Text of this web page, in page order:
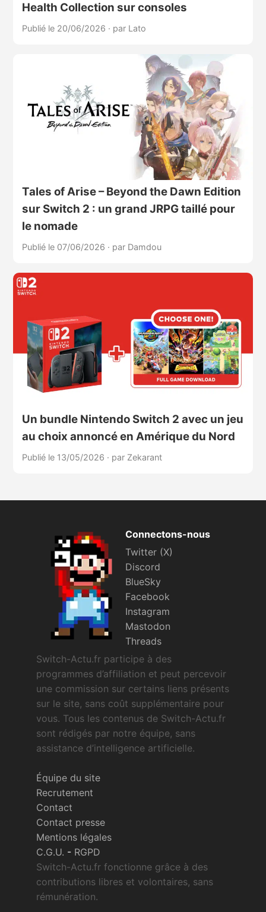
Health Collection sur consoles
Publié le 20/06/2026 · par Lato
Tales of Arise – Beyond the Dawn Edition
sur Switch 2 : un grand JRPG taillé pour
le nomade
Publié le 07/06/2026 · par Damdou
Un bundle Nintendo Switch 2 avec un jeu
au choix annoncé en Amérique du Nord
Publié le 13/05/2026 · par Zekarant
Connectons-nous
Twitter (X)
Discord
BlueSky
Facebook
Instagram
Mastodon
Threads
Switch-Actu.fr participe à des
programmes d’affiliation et peut percevoir
une commission sur certains liens présents
sur le site, sans coût supplémentaire pour
vous. Tous les contenus de Switch-Actu.fr
sont rédigés par notre équipe, sans
assistance d’intelligence artificielle.
Équipe du site
Recrutement
Contact
Contact presse
Mentions légales
C.G.U. - RGPD
Switch-Actu.fr fonctionne grâce à des
contributions libres et volontaires, sans
rémunération.